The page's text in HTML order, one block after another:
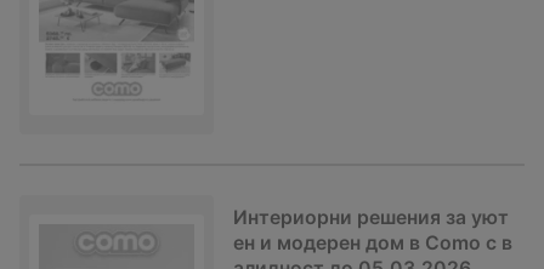
Интериорни решения за уют
ен и модерен дом в Como с в